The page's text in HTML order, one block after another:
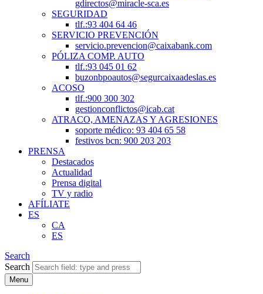
gdirectos@miracle-sca.es
SEGURIDAD
tlf.:93 404 64 46
SERVICIO PREVENCIÓN
servicio.prevencion@caixabank.com
PÓLIZA COMP. AUTO
tlf.:93 045 01 62
buzonbpoautos@segurcaixaadeslas.es
ACOSO
tlf.:900 300 302
gestionconflictos@icab.cat
ATRACO, AMENAZAS Y AGRESIONES
soporte médico: 93 404 65 58
festivos bcn: 900 203 203
PRENSA
Destacados
Actualidad
Prensa digital
TV y radio
AFÍLIATE
ES
CA
ES
Search
Search
Menu